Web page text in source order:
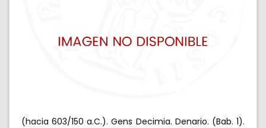
(hacia 603/150 a.C.). Gens Decimia. Denario. (Bab. 1).